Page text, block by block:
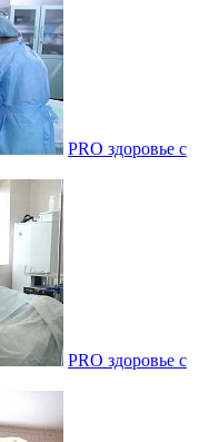
PRO здоровье с
PRO здоровье с